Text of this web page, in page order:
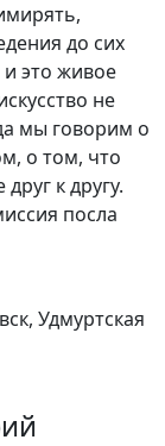
до сих
это живое
не
мы говорим о
о том, что
к другу.
посла
Удмуртская